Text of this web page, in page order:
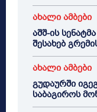
ახალი ამბები
აშშ-ის
შესახებ
ახალი ამბები
გუდაურში
საბაგიროს